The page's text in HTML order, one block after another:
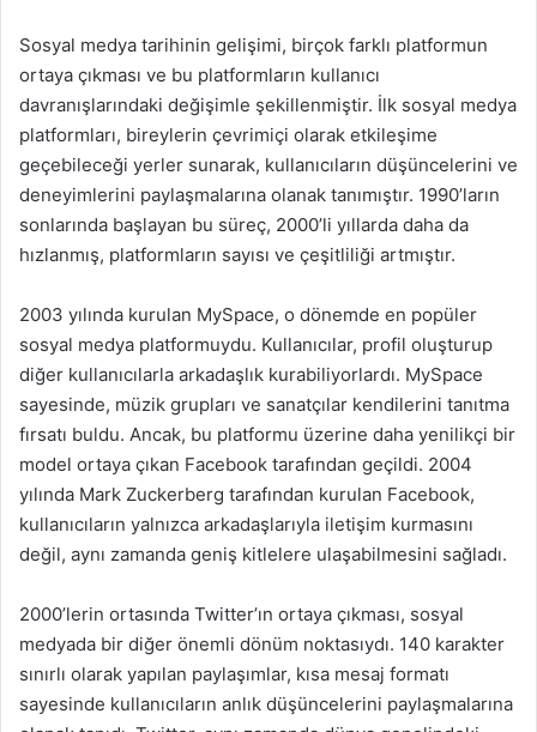
Sosyal medya tarihinin gelişimi, birçok farklı platformun
ortaya çıkması ve bu platformların kullanıcı
davranışlarındaki değişimle şekillenmiştir. İlk sosyal medya
platformları, bireylerin çevrimiçi olarak etkileşime
geçebileceği yerler sunarak, kullanıcıların düşüncelerini ve
deneyimlerini paylaşmalarına olanak tanımıştır. 1990’ların
sonlarında başlayan bu süreç, 2000’li yıllarda daha da
hızlanmış, platformların sayısı ve çeşitliliği artmıştır.
2003 yılında kurulan MySpace, o dönemde en popüler
sosyal medya platformuydu. Kullanıcılar, profil oluşturup
diğer kullanıcılarla arkadaşlık kurabiliyorlardı. MySpace
sayesinde, müzik grupları ve sanatçılar kendilerini tanıtma
fırsatı buldu. Ancak, bu platformu üzerine daha yenilikçi bir
model ortaya çıkan Facebook tarafından geçildi. 2004
yılında Mark Zuckerberg tarafından kurulan Facebook,
kullanıcıların yalnızca arkadaşlarıyla iletişim kurmasını
değil, aynı zamanda geniş kitlelere ulaşabilmesini sağladı.
2000’lerin ortasında Twitter’ın ortaya çıkması, sosyal
medyada bir diğer önemli dönüm noktasıydı. 140 karakter
sınırlı olarak yapılan paylaşımlar, kısa mesaj formatı
sayesinde kullanıcıların anlık düşüncelerini paylaşmalarına